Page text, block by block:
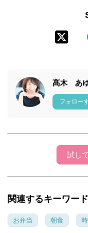
髙木 あ
フォロー
試し
関連するキーワード
お弁当 朝食